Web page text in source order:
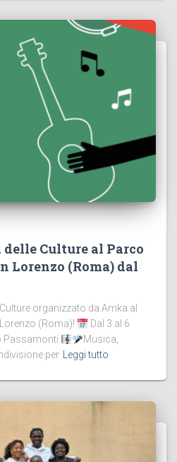
Culture al Parco
Lorenzo (Roma) dal
organizzato da Amka al
(Roma)!
Dal 3 al 6
Passamonti
Musica,
per Leggi tutto